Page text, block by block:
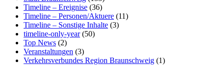
Timeline – Ereignise (36)
Timeline – Personen/Aktuere (11)
Timeline – Sonstige Inhalte (3)
timeline-only-year(50)
Top News (2)
Veranstaltungen (3)
Verkehrsverbundes Region Braunschweig (1)